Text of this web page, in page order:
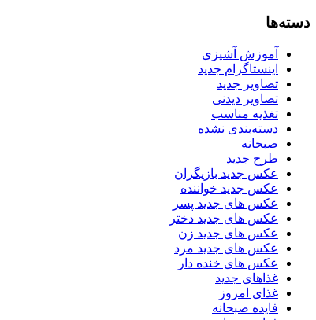
دسته‌ها
آموزش آشپزی
اینستاگرام جدید
تصاویر جدید
تصاویر دیدنی
تغذیه مناسب
دسته‌بندی نشده
صبحانه
طرح جدید
عکس جدید بازیگران
عکس جدید خواننده
عکس های جدید پسر
عکس های جدید دختر
عکس های جدید زن
عکس های جدید مرد
عکس های خنده دار
غذاهای جدید
غذای امروز
فایده صبحانه